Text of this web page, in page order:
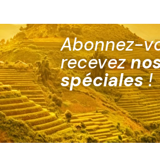
Abonnez-
recevez
spéciales!